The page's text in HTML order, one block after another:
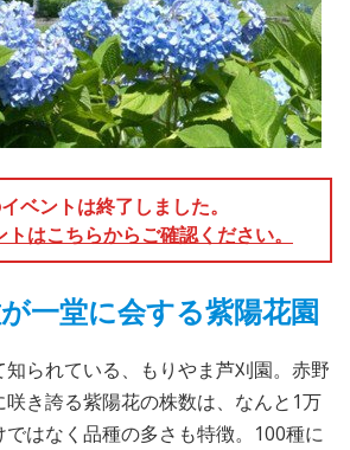
ベントは終了しました。
はこちらからご確認ください。
一堂に会する紫陽花園
られている、もりやま芦刈園。赤野
き誇る紫陽花の株数は、なんと1万
はなく品種の多さも特徴。100種に